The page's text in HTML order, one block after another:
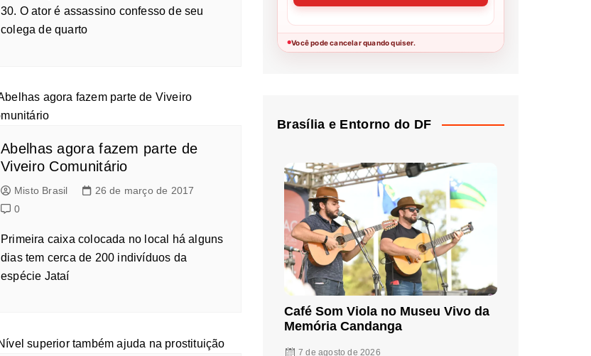
30. O ator é assassino confesso de seu
colega de quarto
Abelhas agora fazem parte de
Viveiro Comunitário
Misto Brasil
26 de março de 2017
0
Primeira caixa colocada no local há alguns
dias tem cerca de 200 indivíduos da
espécie Jataí
●Você pode cancelar quando quiser.
Brasília e Entorno do DF
Café Som Viola no Museu Vivo da
Memória Candanga
7 de agosto de 2026